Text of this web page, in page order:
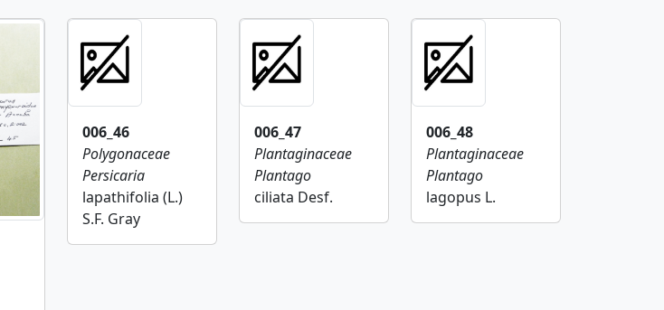
006_46
Polygonaceae
Persicaria
lapathifolia (L.)
S.F. Gray
006_47
Plantaginaceae
Plantago
ciliata Desf.
006_48
Plantaginaceae
Plantago
lagopus L.